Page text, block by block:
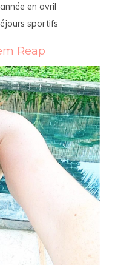
en avril
sportifs
Reap